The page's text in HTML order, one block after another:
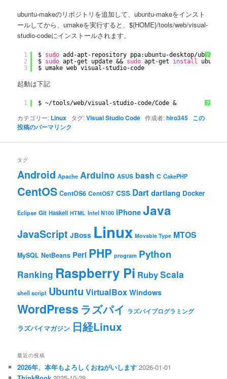
ubuntu-makeのリポジトリを追加して、ubuntu-makeをインスト
ールしてから、umakeを実行すると、${HOME}/tools/web/visual-
studio-codeにインストールされます。
?
1
2
3
$ sudo add-apt-repository ppa:ubuntu-desktop/ubuntu-
$ sudo apt-get update && sudo apt-get install ubuntu-
$ umake web visual-studio-code
起動は下記
?
1 $ ~/tools/web/visual-studio-code/Code &
カテゴリー: Linux タグ:Visual Studio Code 作成者:hiro345 この
投稿のパーマリンク
タグ
Android Apache Arduino ASUS bash C CakePHP
CentOS CentOS6 CentOS7 CSS Dart dartlang Docker
Eclipse Git Haskell HTML Intel N100 iPhoneJava
JavaScript JBoss Linux Movable Type MTOS
MySQL NetBeans Perl PHP program Python
Ranking Raspberry Pi RubyScala
shell script Ubuntu VirtualBox Windows
WordPress ラズパイ ラズパイプログラミング
ラズパイマガジン 日経Linux
最近の投稿
2026年、本年もよろしくおねがいします 2026-01-01